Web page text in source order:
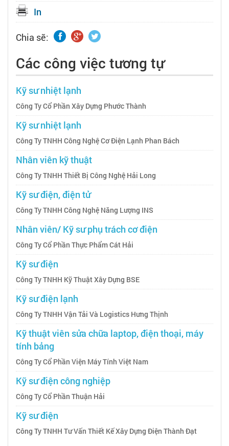
In
Chia sẽ:
Các công việc tương tự
Kỹ sư nhiệt lạnh
Công Ty Cổ Phần Xây Dựng Phước Thành
Kỹ sư nhiệt lạnh
Công Ty TNHH Công Nghệ Cơ Điện Lạnh Phan Bách
Nhân viên kỹ thuật
Công Ty TNHH Thiết Bị Công Nghệ Hải Long
Kỹ sư điện, điện tử
Công Ty TNHH Công Nghệ Năng Lượng INS
Nhân viên/ Kỹ sư phụ trách cơ điện
Công Ty Cổ Phần Thực Phẩm Cát Hải
Kỹ sư điện
Công Ty TNHH Kỹ Thuật Xây Dựng BSE
Kỹ sư điện lạnh
Công Ty TNHH Vận Tải Và Logistics Hưng Thịnh
Kỹ thuật viên sửa chữa laptop, điện thoại, máy
tính bảng
Công Ty Cổ Phần Viện Máy Tính Việt Nam
Kỹ sư điện công nghiệp
Công Ty Cổ Phần Thuận Hải
Kỹ sư điện
Công Ty TNHH Tư Vấn Thiết Kế Xây Dựng Điện Thành Đạt